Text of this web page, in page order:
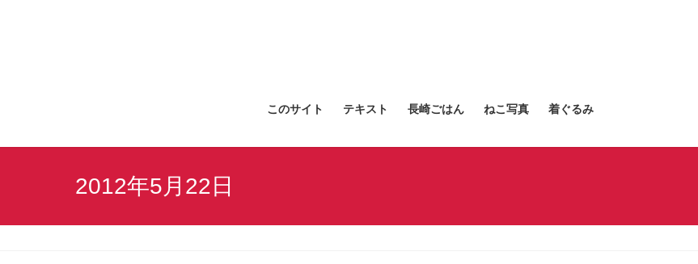
このサイト テキスト 長崎ごはん ねこ写真 着ぐるみ
2012年5月22日